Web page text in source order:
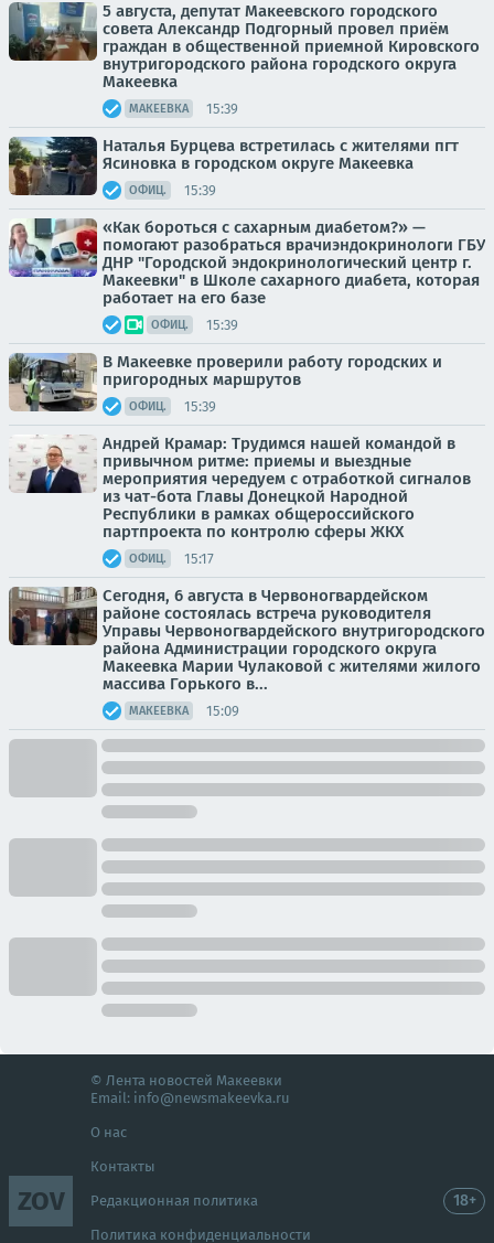
5 августа, депутат Макеевского городского
совета Александр Подгорный провел приём
граждан в общественной приемной Кировского
внутригородского района городского округа
Макеевка
МАКЕЕВКА 15:39
Наталья Бурцева встретилась с жителями пгт
Ясиновка в городском округе Макеевка
ОФИЦ. 15:39
«Как бороться с сахарным диабетом?» —
помогают разобраться врачиэндокринологи ГБУ
ДНР "Городской эндокринологический центр г.
Макеевки" в Школе сахарного диабета, которая
работает на его базе
ОФИЦ. 15:39
В Макеевке проверили работу городских и
пригородных маршрутов
ОФИЦ. 15:39
Андрей Крамар: Трудимся нашей командой в
привычном ритме: приемы и выездные
мероприятия чередуем с отработкой сигналов
из чат-бота Главы Донецкой Народной
Республики в рамках общероссийского
партпроекта по контролю сферы ЖКХ
ОФИЦ. 15:17
Сегодня, 6 августа в Червоногвардейском
районе состоялась встреча руководителя
Управы Червоногвардейского внутригородского
района Администрации городского округа
Макеевка Марии Чулаковой с жителями жилого
массива Горького в...
МАКЕЕВКА 15:09
ZOV
© Лента новостей Макеевки
Email: info@newsmakeevka.ru
О нас
Контакты
Редакционная политика
Политика конфиденциальности
18+